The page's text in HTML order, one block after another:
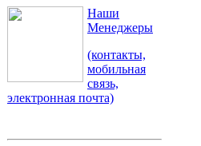
Наши
Менеджеры
(контакты,
мобильная
связь,
электронная почта)